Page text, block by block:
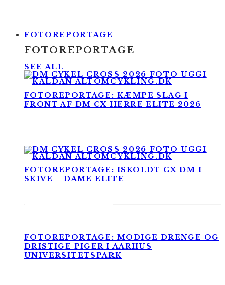
FOTOREPORTAGE
FOTOREPORTAGE
SEE ALL
FOTOREPORTAGE: KÆMPE SLAG I
FRONT AF DM CX HERRE ELITE 2026
FOTOREPORTAGE: ISKOLDT CX DM I
SKIVE – DAME ELITE
FOTOREPORTAGE: MODIGE DRENGE OG
DRISTIGE PIGER I AARHUS
UNIVERSITETSPARK